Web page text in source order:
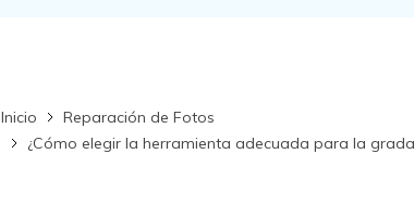
Inicio
Reparación de Fotos
¿Cómo elegir la herramienta adecuada para la